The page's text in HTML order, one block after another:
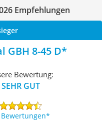
Empfehlungen
GBH 8-45 D
Bewertung:
SEHR GUT